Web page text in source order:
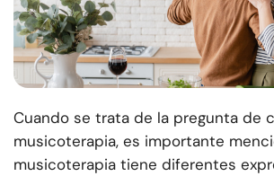
Cuando se trata de la pregunta de
musicoterapia, es importante
musicoterapia tiene diferentes